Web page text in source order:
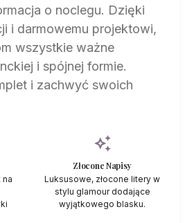
o noclegu. Dzięki
i darmowemu projektowi,
wszystkie ważne
i spójnej formie.
i zachwyć swoich
auto_awesome
Złocone Napisy
Luksusowe, złocone litery w
stylu glamour dodające
wyjątkowego blasku.